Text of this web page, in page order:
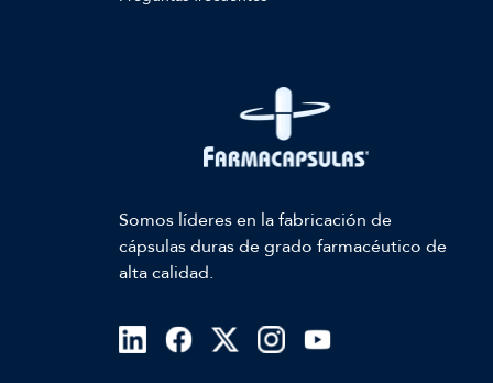
Somos líderes en la fabricación de
cápsulas duras de grado farmacéutico de
alta calidad.